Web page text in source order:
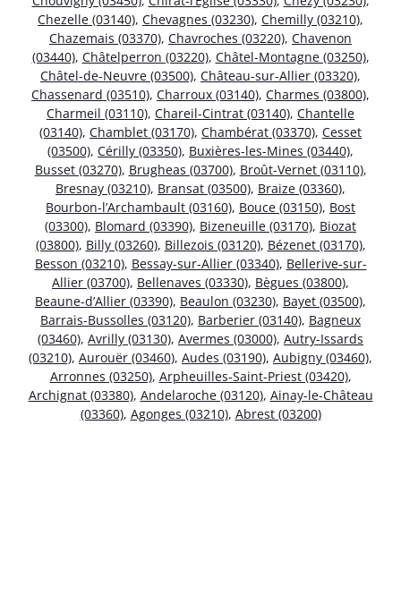
Chezelle (03140), Chevagnes (03230), Chemilly (03210),
Chazemais (03370), Chavroches (03220), Chavenon
(03440), Châtelperron (03220), Châtel-Montagne (03250),
Châtel-de-Neuvre (03500), Château-sur-Allier (03320),
Chassenard (03510), Charroux (03140), Charmes (03800),
Charmeil (03110), Chareil-Cintrat (03140), Chantelle
(03140), Chamblet (03170), Chambérat (03370), Cesset
(03500), Cérilly (03350), Buxières-les-Mines (03440),
Busset (03270), Brugheas (03700), Broût-Vernet (03110),
Bresnay (03210), Bransat (03500), Braize (03360),
Bourbon-l’Archambault (03160), Bouce (03150), Bost
(03300), Blomard (03390), Bizeneuille (03170), Biozat
(03800), Billy (03260), Billezois (03120), Bézenet (03170),
Besson (03210), Bessay-sur-Allier (03340), Bellerive-sur-
Allier (03700), Bellenaves (03330), Bègues (03800),
Beaune-d’Allier (03390), Beaulon (03230), Bayet (03500),
Barrais-Bussolles (03120), Barberier (03140), Bagneux
(03460), Avrilly (03130), Avermes (03000), Autry-Issards
(03210), Aurouër (03460), Audes (03190), Aubigny (03460),
Arronnes (03250), Arpheuilles-Saint-Priest (03420),
Archignat (03380), Andelaroche (03120), Ainay-le-Château
(03360), Agonges (03210), Abrest (03200)